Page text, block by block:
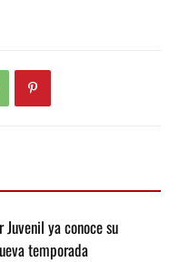
ya conoce su
temporada